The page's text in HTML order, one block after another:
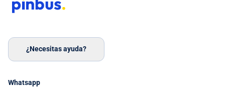
¿Necesitas ayuda?
Whatsapp